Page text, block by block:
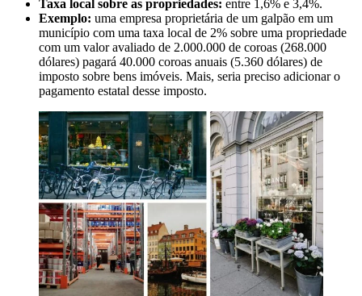
Taxa local sobre as propriedades: entre 1,6% e 3,4%.
Exemplo: uma empresa proprietária de um galpão em um
município com uma taxa local de 2% sobre uma propriedade
com um valor avaliado de 2.000.000 de coroas (268.000
dólares) pagará 40.000 coroas anuais (5.360 dólares) de
imposto sobre bens imóveis. Mais, seria preciso adicionar o
pagamento estatal desse imposto.